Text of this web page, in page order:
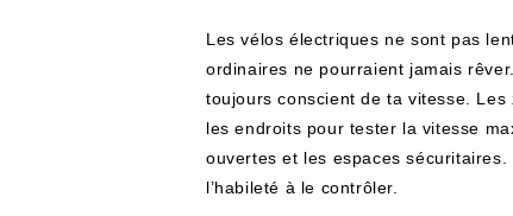
Les vélos électriques ne sont pas
ordinaires ne pourraient jamais
toujours conscient de ta vitesse.
les endroits pour tester la vitesse
ouvertes et les espaces
l’habileté à le contrôler.